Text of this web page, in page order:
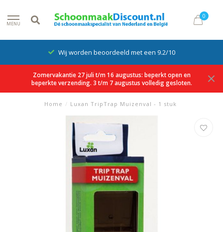
MENU
0
Wij worden beoordeeld met een 9.2/10
Zomervakantie 27 juli t/m 16 augustus: beperkt open en
beperkte verzending. 3 t/m 7 augustus volledig gesloten.
Home / Luxan TripTrap Muizenval - 1 stuk